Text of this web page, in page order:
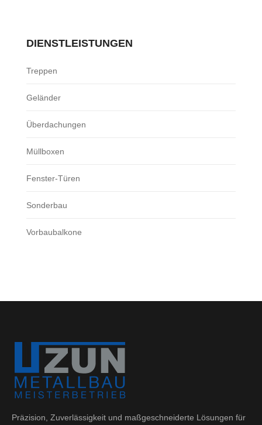
DIENSTLEISTUNGEN
Treppen
Geländer
Überdachungen
Müllboxen
Fenster-Türen
Sonderbau
Vorbaubalkone
Präzision, Zuverlässigkeit und maßgeschneiderte Lösungen für